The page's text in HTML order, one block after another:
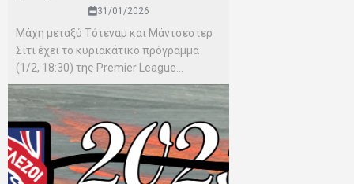
31/01/2026
Μάχη μεταξύ Τότεναμ και Μάντσεστερ
Σίτι έχει το κυριακάτικο πρόγραμμα
(1/2, 18:30) της Premier League...